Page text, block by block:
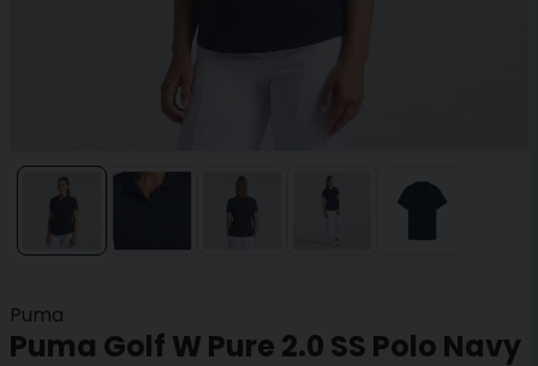
Puma
Puma Golf W Pure 2.0 SS Polo Navy